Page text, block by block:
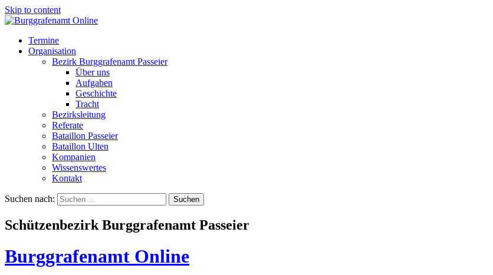
Skip to content
Termine
Organisation
Bezirk Burggrafenamt Passeier
Über uns
Aufgaben
Geschichte
Tracht
Bezirksleitung
Referate
Bataillon Passeier
Bataillon Ulten
Kompanien
Wissenswertes
Kontakt
Suchen nach:
Schützenbezirk Burggrafenamt Passeier
Burggrafenamt Online